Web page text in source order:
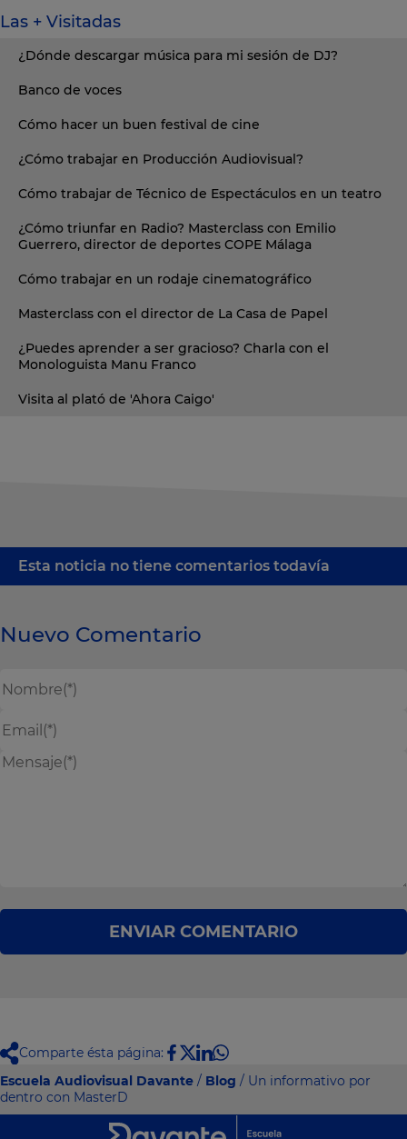
Las + Visitadas
¿Dónde descargar música para mi sesión de DJ?
Banco de voces
Cómo hacer un buen festival de cine
¿Cómo trabajar en Producción Audiovisual?
Cómo trabajar de Técnico de Espectáculos en un teatro
¿Cómo triunfar en Radio? Masterclass con Emilio
Guerrero, director de deportes COPE Málaga
Cómo trabajar en un rodaje cinematográfico
Masterclass con el director de La Casa de Papel
¿Puedes aprender a ser gracioso? Charla con el
Monologuista Manu Franco
Visita al plató de 'Ahora Caigo'
Esta noticia no tiene comentarios todavía
Nuevo Comentario
ENVIAR COMENTARIO
Comparte ésta página:
Escuela Audiovisual Davante / Blog / Un informativo por
dentro con MasterD